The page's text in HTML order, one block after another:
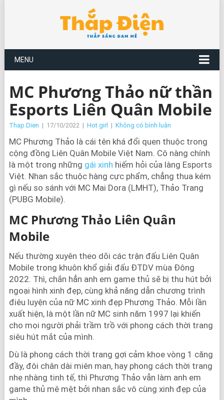
MENU
MC Phương Thảo nữ thần
Esports Liên Quân Mobile
Thap Dien | 17/10/2022 | Hot girl | Không có bình luận
MC Phương Thảo là cái tên khá đổi quen thuộc trong
cộng đồng Liên Quân Mobile Việt Nam. Cô nàng chính
là một trong những gái xinh hiếm hỏi của làng Esports
Việt. Nhan sắc thuộc hàng cực phẩm, chẳng thua kém
gì nếu so sánh với MC Mai Dora (LMHT), Thảo Trang
(PUBG Mobile).
MC Phương Thảo Liên Quân
Mobile
Nếu thường xuyên theo dõi các trận đấu Liên Quân
Mobile trong khuôn khổ giải đấu ĐTDV mùa Đông
2022. Thì, chắn hẳn anh em game thủ sẽ bị thu hút bởi
ngoại hình xinh đẹp, cùng khả năng dẫn chương trình
điêu luyện của nữ MC xinh đẹp Phương Thảo. Mỗi lần
xuất hiện, là một lần nữ MC sinh năm 1997 lại khiến
cho mọi người phải trầm trồ với phong cách thời trang
siêu hút mắt của mình.
Dù là phong cách thời trang gợi cảm khoe vòng 1 căng
đầy, đôi chân dài miên man, hay phong cách thời trang
nhẹ nhàng tinh tế, thì Phương Thảo vẫn làm anh em
game thủ mê mệt bởi nhan sắc vô cùng xinh đẹp của